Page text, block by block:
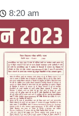
8:20 am